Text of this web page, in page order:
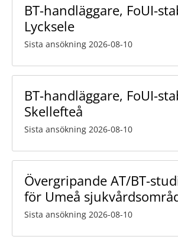
BT-handläggare, FoUI-
Lycksele
Sista ansökning 2026-08-10
BT-handläggare, FoUI-
Skellefteå
Sista ansökning 2026-08-10
Övergripande AT/BT-
för Umeå
Sista ansökning 2026-08-10